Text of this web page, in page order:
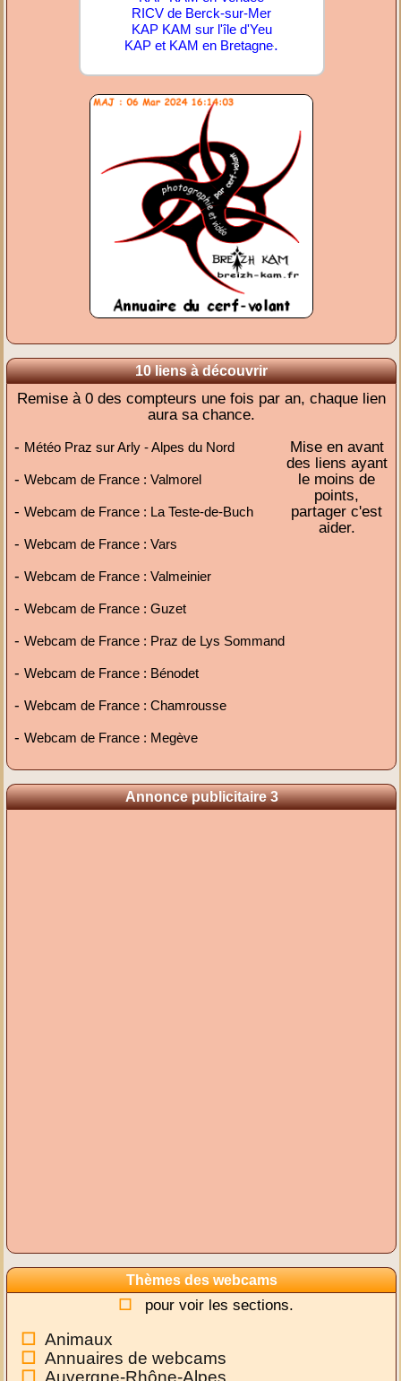
RICV de Berck-sur-Mer
KAP KAM sur l'île d'Yeu
KAP et KAM en Bretagne.
10 liens à découvrir
Remise à 0 des compteurs une fois par an, chaque lien
aura sa chance.
- Météo Praz sur Arly - Alpes du Nord
-Webcam de France : Valmorel
-Webcam de France : La Teste-de-Buch
-Webcam de France : Vars
-Webcam de France : Valmeinier
-Webcam de France : Guzet
-Webcam de France : Praz de Lys Sommand
-Webcam de France : Bénodet
-Webcam de France : Chamrousse
-Webcam de France : Megève
Mise en avant
des liens ayant
le moins de
points,
partager c'est
aider.
Annonce publicitaire 3
Thèmes des webcams
pour voir les sections.
Animaux
Annuaires de webcams